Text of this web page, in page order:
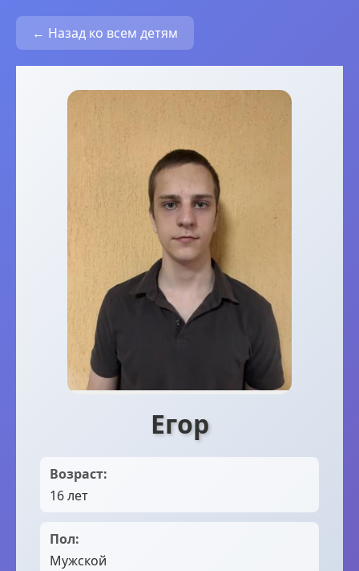
← Назад ко всем детям
Егор
Возраст:
16 лет
Пол:
Мужской